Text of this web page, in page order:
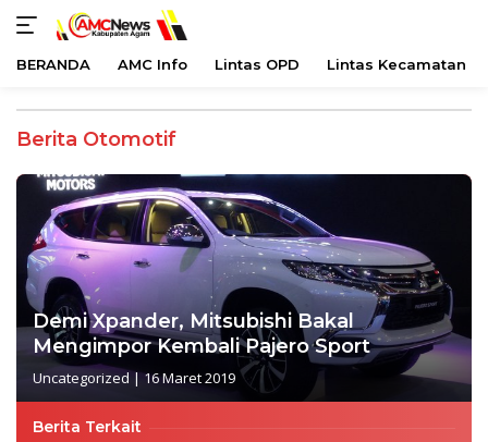
konten
BERANDA AMC Info Lintas OPD Lintas Kecamatan
Berita Otomotif
Demi Xpander, Mitsubishi Bakal
Mengimpor Kembali Pajero Sport
Uncategorized |16 Maret 2019
Berita Terkait